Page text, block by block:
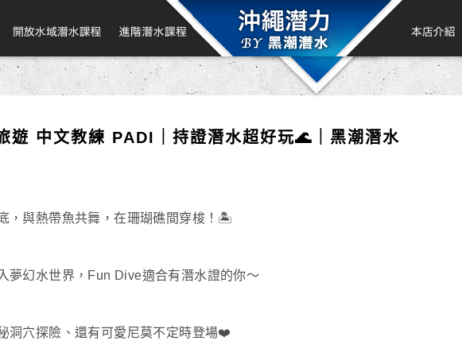
遊 中文教練 PADI｜持證潛水超好玩🌊｜黑潮潛水
，與熱帶魚共舞，在珊瑚礁間穿梭！🏝️
夢幻水世界，Fun Dive適合有潛水證的你～
洞穴探險、還有可愛尼莫不定時登場❤️